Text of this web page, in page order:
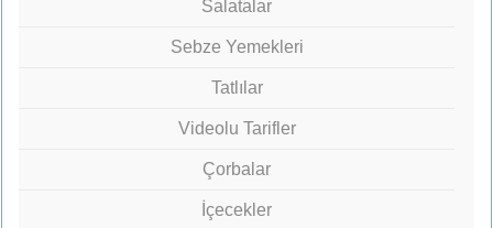
Salatalar
Sebze Yemekleri
Tatlılar
Videolu Tarifler
Çorbalar
İçecekler